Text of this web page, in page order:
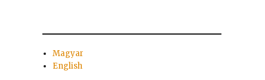
Magyar
English